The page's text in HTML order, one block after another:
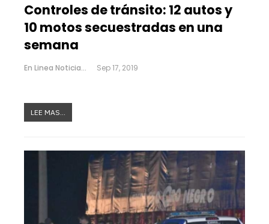
Controles de tránsito: 12 autos y
10 motos secuestradas en una
semana
En Linea Noticias Sep 17, 2019
LEE MAS...